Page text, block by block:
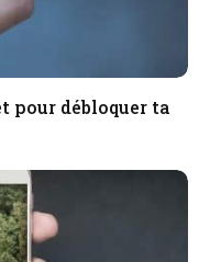
pour débloquer ta